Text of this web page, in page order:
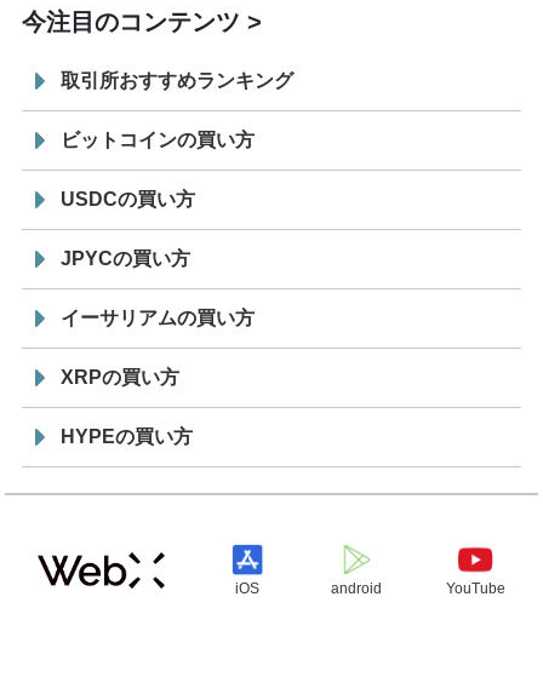
今注目のコンテンツ
取引所おすすめランキング
ビットコインの買い方
USDCの買い方
JPYCの買い方
イーサリアムの買い方
XRPの買い方
HYPEの買い方
iOS android YouTube